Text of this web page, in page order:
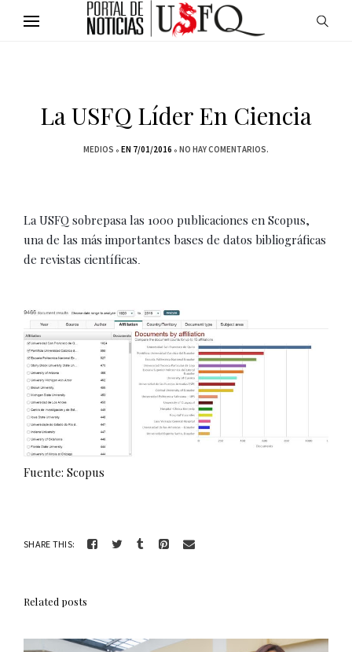
La USFQ Líder En Ciencia
MEDIOS EN 7/01/2016 NO HAY COMENTARIOS.
La USFQ sobrepasa las 1000 publicaciones en Scopus,
una de las más importantes bases de datos bibliográficas
de revistas científicas
Fuente: Scopus
SHARE THIS:
Related posts